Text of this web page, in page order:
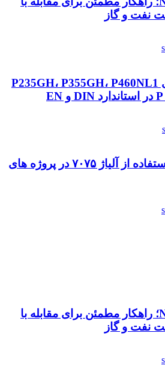
نفت و گاز
مقایسه جامع گریدهای P235GH، P355GH، P460NL1
هر آنچه برای خرید و استفاده از آلیاژ ۷۰۷۵ در پروژه های
لوله‌های آلیاژی NACE؛ راهکار مطمئن برای مقابله با
نفت و گاز